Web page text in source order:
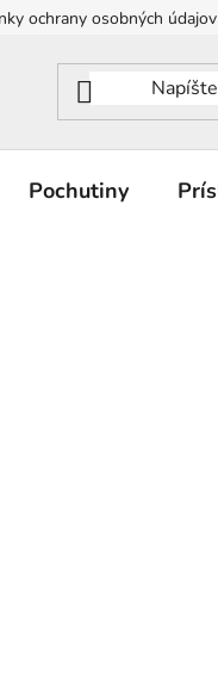
ochrany osobných údajov
Pochutiny